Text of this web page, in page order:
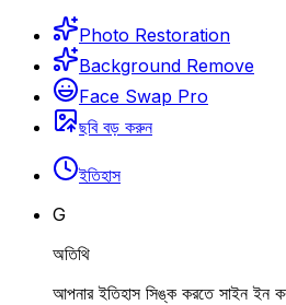
Photo Restoration
Background Remove
Face Swap Pro
ছবি বড় করুন
ইতিহাস
G
অতিথি
আপনার ইতিহাস সিঙ্ক করতে সাইন ইন